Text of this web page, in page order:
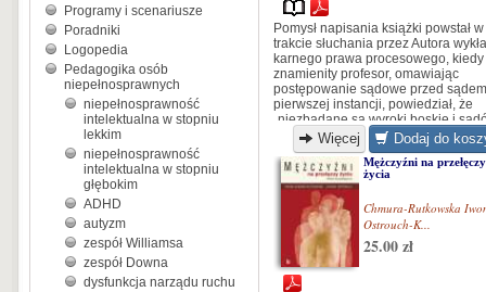
Programy i scenariusze
Poradniki
Logopedia
Pedagogika osób
niepełnosprawnych
niepełnosprawność
intelektualna w stopniu
lekkim
niepełnosprawność
intelektualna w stopniu
głębokim
ADHD
autyzm
zespół Williamsa
zespół Downa
dysfunkcja narządu ruchu
Pomysł napisania książki powstał w
trakcie słuchania przez Autora
karnego prawa procesowego, kiedy
znamienity profesor, omawiając
postępowanie sądowe przed sądem
pierwszej instancji, powiedział, że
„niezbadane są wyroki boskie i
powszechnych”. Autorowi nasunęło
pytanie: dlaczego? Czy to możliwe,
wyrok sądowy zależy od przypadku
czyjejś manipulacji?
Więcej Dodaj do
Mężczyźni na przełęczy
życia
Chmura-Rutkowska
Ostrouch-K...
25.00 zł